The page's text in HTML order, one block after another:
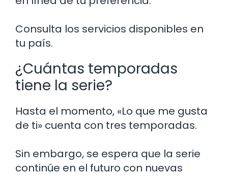
Consulta los servicios disponibles en
tu país.
¿Cuántas temporadas
tiene la serie?
Hasta el momento, «Lo que me gusta
de ti» cuenta con tres temporadas.
Sin embargo, se espera que la serie
continúe en el futuro con nuevas